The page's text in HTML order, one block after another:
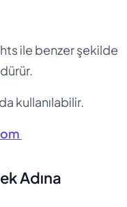
ile benzer şekilde
kullanılabilir.
Adına